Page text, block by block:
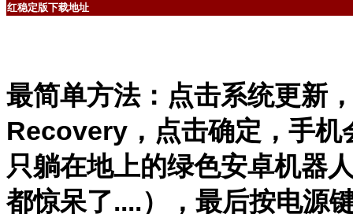
红稳定版下载地址
最简单方法：点击系统更新
Recovery，点击确定，手
只躺在地上的绿色安卓机器
都惊呆了....），最后按电源